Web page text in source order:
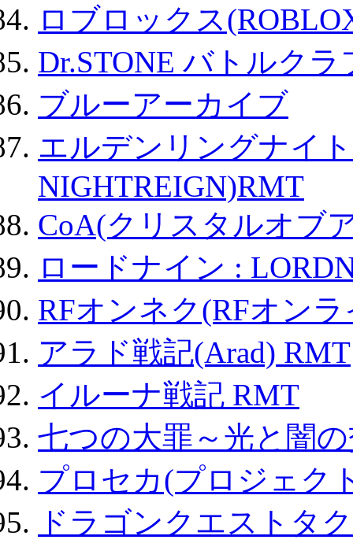
ロブロックス
Dr.STONE バトルク
ブルーアーカイブ
エルデンリングナイ
NIGHTREIGN)RMT
CoA(クリスタルオブ
ロードナイン :
RFオンネク(RFオン
アラド戦記(Arad) RMT
イルーナ戦記 RMT
七つの大罪～光と闇
プロセカ(プロジェク
ドラゴンクエストタ